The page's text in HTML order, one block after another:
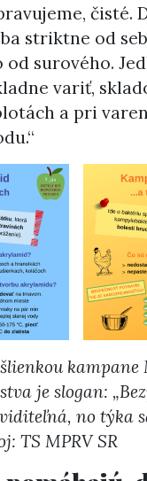
čisté.
striktne od
surového.
variť,
a pri
je slogan:
no týka
TS MPRV SR